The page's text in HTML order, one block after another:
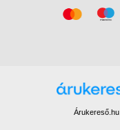
Árukereső.hu